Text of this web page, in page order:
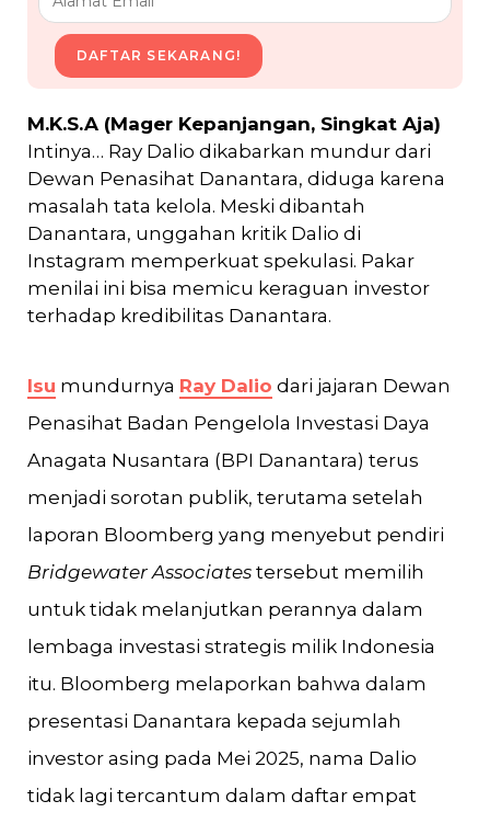
DAFTAR SEKARANG!
M.K.S.A (Mager Kepanjangan, Singkat Aja)
Intinya… Ray Dalio dikabarkan mundur dari
Dewan Penasihat Danantara, diduga karena
masalah tata kelola. Meski dibantah
Danantara, unggahan kritik Dalio di
Instagram memperkuat spekulasi. Pakar
menilai ini bisa memicu keraguan investor
terhadap kredibilitas Danantara.
Isu mundurnya Ray Dalio dari jajaran Dewan
Penasihat Badan Pengelola Investasi Daya
Anagata Nusantara (BPI Danantara) terus
menjadi sorotan publik, terutama setelah
laporan Bloomberg yang menyebut pendiri
Bridgewater Associates tersebut memilih
untuk tidak melanjutkan perannya dalam
lembaga investasi strategis milik Indonesia
itu. Bloomberg melaporkan bahwa dalam
presentasi Danantara kepada sejumlah
investor asing pada Mei 2025, nama Dalio
tidak lagi tercantum dalam daftar empat